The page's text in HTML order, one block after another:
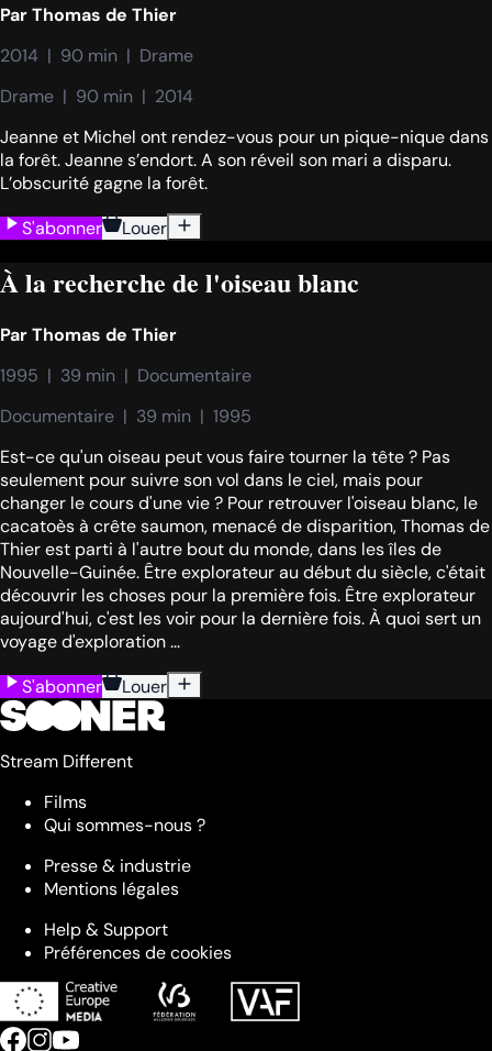
ParThomas de Thier
2014  |  90 min  |  Drame
Drame  |  90 min  |  2014
Jeanne et Michel ont rendez-vous pour un pique-nique dans
la forêt. Jeanne s’endort. A son réveil son mari a disparu.
L’obscurité gagne la forêt.
S'abonner
Louer
À la recherche de l'oiseau blanc
ParThomas de Thier
1995  |  39 min  |  Documentaire
Documentaire  |  39 min  |  1995
Est-ce qu'un oiseau peut vous faire tourner la tête ? Pas
seulement pour suivre son vol dans le ciel, mais pour
changer le cours d'une vie ? Pour retrouver l'oiseau blanc, le
cacatoès à crête saumon, menacé de disparition, Thomas de
Thier est parti à l'autre bout du monde, dans les îles de
Nouvelle-Guinée. Être explorateur au début du siècle, c'était
découvrir les choses pour la première fois. Être explorateur
aujourd'hui, c'est les voir pour la dernière fois. À quoi sert un
voyage d'exploration ...
S'abonner
Louer
Stream Different
Films
Qui sommes-nous ?
Presse & industrie
Mentions légales
Help & Support
Préférences de cookies